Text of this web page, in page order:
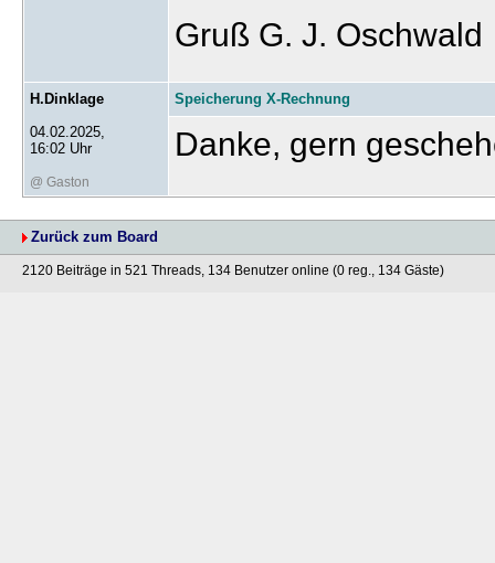
Gruß G. J. Oschwald
H.Dinklage
04.02.2025,
16:02 Uhr
@ Gaston
Speicherung X-Rechnung
Danke, gern
Zurück zum Board
2120 Beiträge in 521 Threads, 134 Benutzer online (0 reg., 134 Gäste)